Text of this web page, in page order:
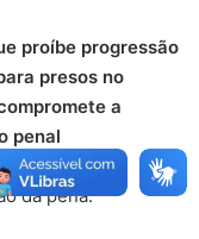
proíbe progressão
presos no
a
penal
da
da pena.